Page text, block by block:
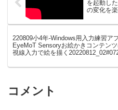
を起動し
の変化を
220809小4年-Windows用入力練習ア
EyeMoT Sensoryお絵かきコンテン
視線入力で絵を描く
コメント